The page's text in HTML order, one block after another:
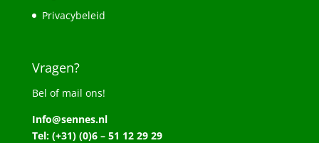
Privacybeleid
Vragen?
Bel of mail ons!
Info@sennes.nl
Tel: (+31) (0)6 – 51 12 29 29